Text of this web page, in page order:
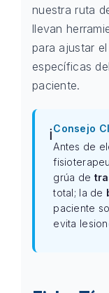
nuestra ruta
llevan
para ajustar
específicas
paciente.
ℹ️Consejo
Antes de
grúa de
total; la de
paciente
evita